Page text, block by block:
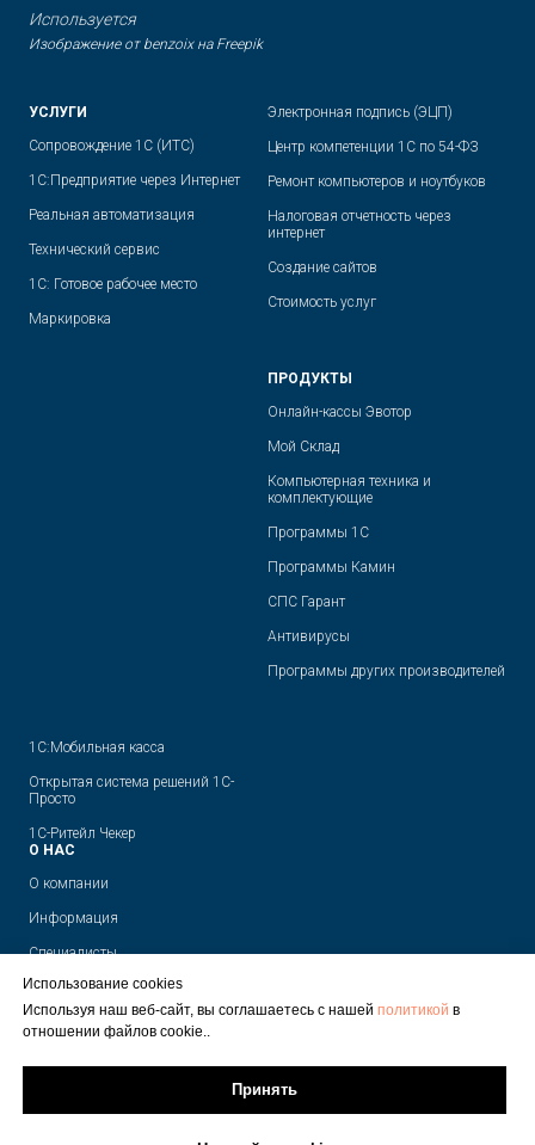
Используется
Изображение от benzoix на Freepik
УСЛУГИ
Сопровождение 1С (ИТС)
1С:Предприятие через Интернет
Реальная автоматизация
Технический сервис
1С: Готовое рабочее место
Маркировка
Электронная подпись (ЭЦП)
Центр компетенции 1С по 54-ФЗ
Ремонт компьютеров и ноутбуков
Налоговая отчетность через
интернет
Создание сайтов
Стоимость услуг
ПРОДУКТЫ
Онлайн-кассы Эвотор
Мой Склад
Компьютерная техника и
комплектующие
Программы 1С
Программы Камин
СПС Гарант
Антивирусы
Программы других производителей
1С:Мобильная касса
Открытая система решений 1С-
Просто
1С-Ритейл Чекер
О НАС
О компании
Информация
Специалисты
Отзывы
Контакты
Использование cookies
Используя наш веб-сайт, вы соглашаетесь с нашей политикой в
отношении файлов cookie..
Принять